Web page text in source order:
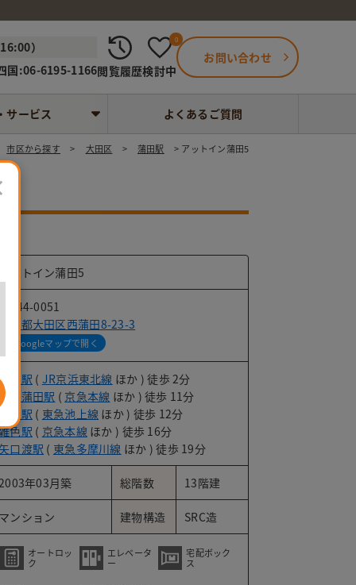
）
:06-6195-1166閲覧履歴検討中
0
お問い合わせ
サービス よくあるご質問
市区から探す 大田区 蒲田駅 アットイン蒲田5
ットイン蒲田5
144-0051
京都大田区西蒲田8-23-3
Googleマップで開く
田駅 ( JR京浜東北線 ほか ) 徒歩 2分
急蒲田駅 ( 京急本線 ほか ) 徒歩 11分
沼駅 ( 東急池上線 ほか ) 徒歩 12分
色駅 ( 京急本線 ほか ) 徒歩 16分
口渡駅 ( 東急多摩川線 ほか ) 徒歩 19分
年03月築 総階数 13階建
ンション 建物構造 SRC造
オートロッ
ク
エレベータ
ー
宅配ボック
ス